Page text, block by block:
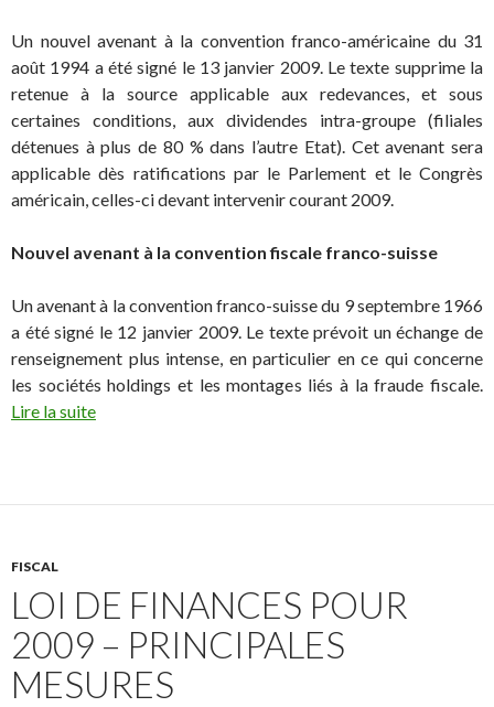
Un nouvel avenant à la convention franco-américaine du 31
août 1994 a été signé le 13 janvier 2009. Le texte supprime la
retenue à la source applicable aux redevances, et sous
certaines conditions, aux dividendes intra-groupe (filiales
détenues à plus de 80 % dans l’autre Etat). Cet avenant sera
applicable dès ratifications par le Parlement et le Congrès
américain, celles-ci devant intervenir courant 2009.
Nouvel avenant à la convention fiscale franco-suisse
Un avenant à la convention franco-suisse du 9 septembre 1966
a été signé le 12 janvier 2009. Le texte prévoit un échange de
renseignement plus intense, en particulier en ce qui concerne
les sociétés holdings et les montages liés à la fraude fiscale.
Lire la suite
FISCAL
LOI DE FINANCES POUR
2009 – PRINCIPALES
MESURES